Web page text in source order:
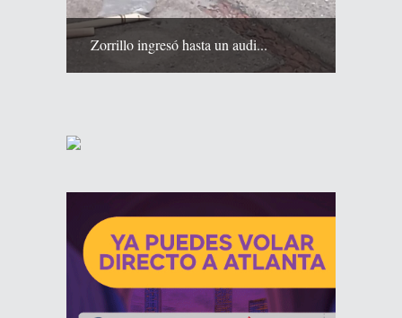
Zorrillo ingresó hasta un audi...